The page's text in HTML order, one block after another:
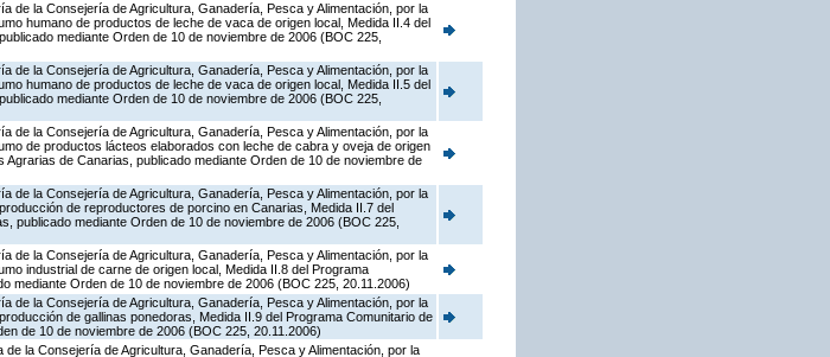
de la Consejería de Agricultura, Ganadería, Pesca y Alimentación, por la
humano de productos de leche de vaca de origen local, Medida II.4 del
mediante Orden de 10 de noviembre de 2006 (BOC 225,
de la Consejería de Agricultura, Ganadería, Pesca y Alimentación, por la
humano de productos de leche de vaca de origen local, Medida II.5 del
mediante Orden de 10 de noviembre de 2006 (BOC 225,
de la Consejería de Agricultura, Ganadería, Pesca y Alimentación, por la
de productos lácteos elaborados con leche de cabra y oveja de origen
de Canarias, publicado mediante Orden de 10 de noviembre de
de la Consejería de Agricultura, Ganadería, Pesca y Alimentación, por la
de reproductores de porcino en Canarias, Medida II.7 del
publicado mediante Orden de 10 de noviembre de 2006 (BOC 225,
de la Consejería de Agricultura, Ganadería, Pesca y Alimentación, por la
industrial de carne de origen local, Medida II.8 del Programa
mediante Orden de 10 de noviembre de 2006 (BOC 225, 20.11.2006)
de la Consejería de Agricultura, Ganadería, Pesca y Alimentación, por la
de gallinas ponedoras, Medida II.9 del Programa Comunitario de
de 10 de noviembre de 2006 (BOC 225, 20.11.2006)
la Consejería de Agricultura, Ganadería, Pesca y Alimentación, por la